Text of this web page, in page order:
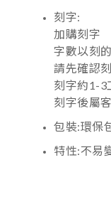
刻字:
加購刻字
字數以刻
請先確認
刻字約1-3
刻字後屬
包裝:環保
特性:不易